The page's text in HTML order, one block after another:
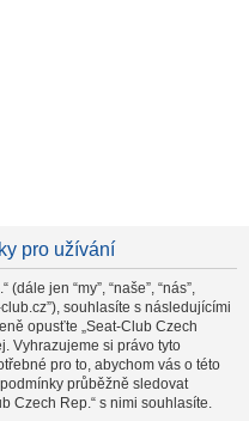
pro užívání
jen “my”, “naše”, “nás”,
souhlasíte s následujícími
opusťte „Seat-Club Czech
Vyhrazujeme si právo tyto
pro to, abychom vás o této
průběžně sledovat
Czech Rep.“ s nimi souhlasíte.